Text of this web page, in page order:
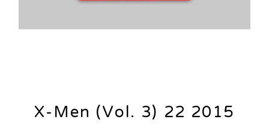
X-Men (Vol. 3) 22 2015